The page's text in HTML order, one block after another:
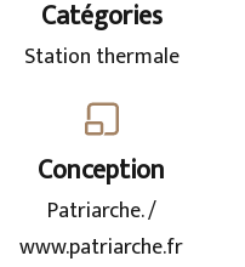
Catégories
Station thermale
Conception
Patriarche. /
www.patriarche.fr